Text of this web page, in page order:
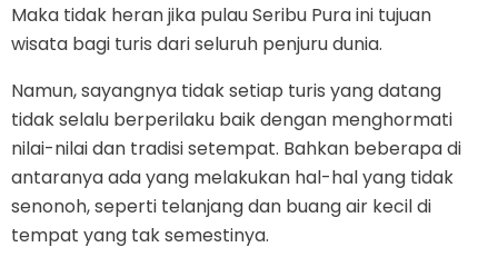
Maka tidak heran jika pulau Seribu Pura ini tujuan
wisata bagi turis dari seluruh penjuru dunia.
Namun, sayangnya tidak setiap turis yang datang
tidak selalu berperilaku baik dengan menghormati
nilai-nilai dan tradisi setempat. Bahkan beberapa di
antaranya ada yang melakukan hal-hal yang tidak
senonoh, seperti telanjang dan buang air kecil di
tempat yang tak semestinya.